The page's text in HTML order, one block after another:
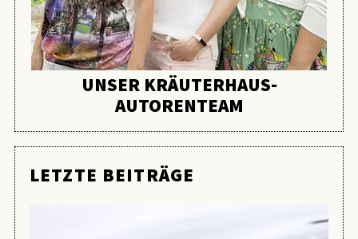
UNSER KRÄUTERHAUS-
AUTORENTEAM
LETZTE BEITRÄGE